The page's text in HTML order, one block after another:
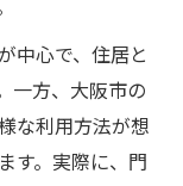
中心で、住居と
一方、大阪市の
な利用方法が想
す。実際に、門